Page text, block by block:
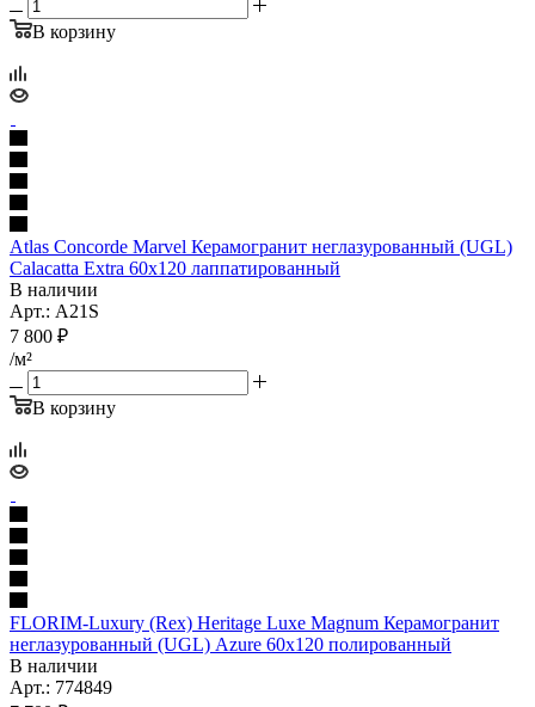
В корзину
Atlas Concorde Marvel Керамогранит неглазурованный (UGL)
Calacatta Extra 60x120 лаппатированный
В наличии
Арт.: A21S
7 800 ₽
/м²
В корзину
FLORIM-Luxury (Rex) Heritage Luxe Magnum Керамогранит
неглазурованный (UGL) Azure 60x120 полированный
В наличии
Арт.: 774849